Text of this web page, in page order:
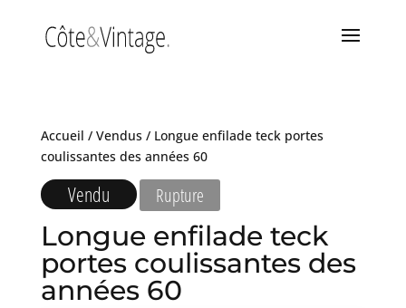
Accueil / Vendus/ Longue enfilade teck portes
coulissantes des années 60
Vendu Rupture
Longue enfilade teck
portes coulissantes des
années 60